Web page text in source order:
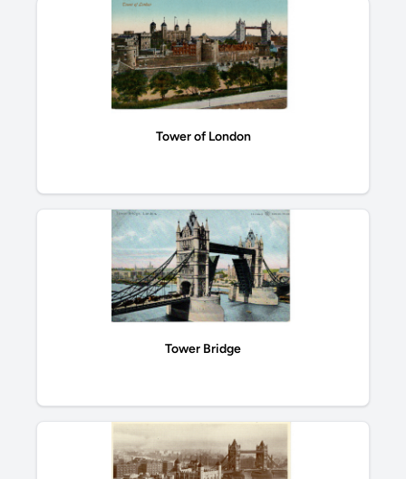
Tower of London
Tower Bridge